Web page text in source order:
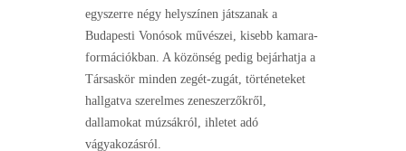
egyszerre négy helyszínen játszanak a
Budapesti Vonósok művészei, kisebb kamara-
formációkban. A közönség pedig bejárhatja a
Társaskör minden zegét-zugát, történeteket
hallgatva szerelmes zeneszerzőkről,
dallamokat múzsákról, ihletet adó
vágyakozásról.